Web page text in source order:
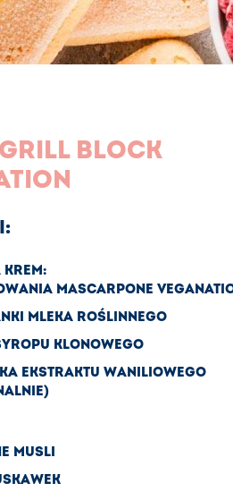
BLOCK
MASCARPONE
MLEKA ROŚLINNEGO
KLONOWEGO
EKSTRAKTU WANILIOWEGO
MUSLI